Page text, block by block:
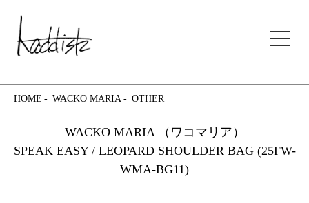
kaddish development store
HOME WACKO MARIA OTHER
WACKO MARIA （ワコマリア）
SPEAK EASY / LEOPARD SHOULDER BAG (25FW-
WMA-BG11)